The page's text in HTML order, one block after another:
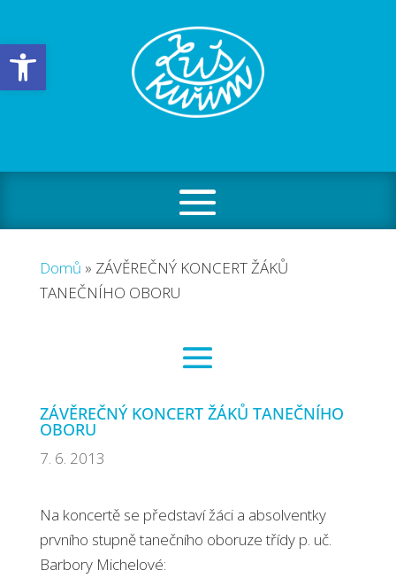
Open toolbar
Domů » ZÁVĚREČNÝ KONCERT ŽÁKŮ
TANEČNÍHO OBORU
ZÁVĚREČNÝ KONCERT ŽÁKŮ TANEČNÍHO
OBORU
7. 6. 2013
Na koncertě se představí žáci a absolventky
prvního stupně tanečního oboruze třídy p. uč.
Barbory Michelové: